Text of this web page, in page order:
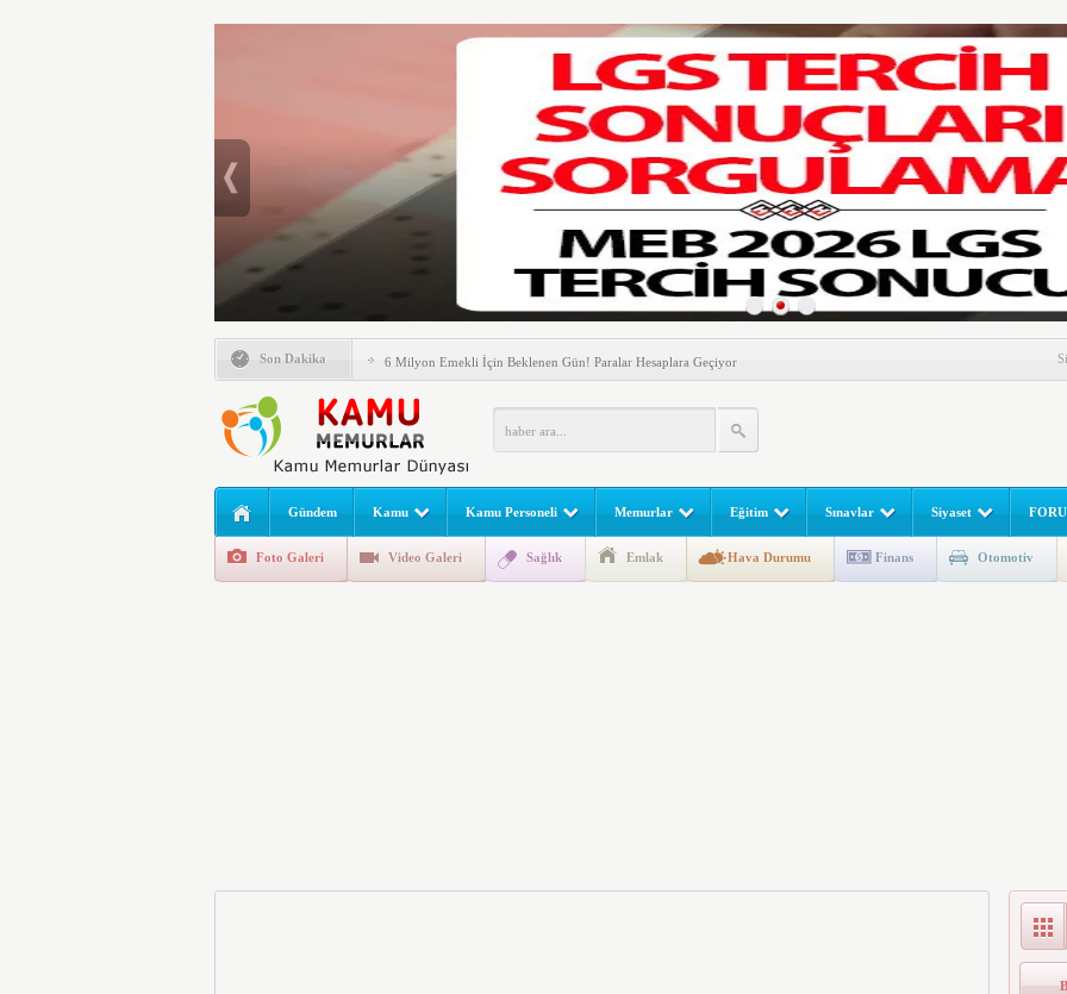
Son Dakika
Emlak Vergisinde Yeni Dönem! Ev Sahipleri Dikkat
6 Milyon Emekli İçin Beklenen Gün! Paralar Hesaplara Geçiyor
LGS Nakil Başvurusu Nasıl Yapılır? e-Okul Adım Adım Rehber (2026)
MEB LGS 2026 SONUÇ SORGULAMA EKRANI! LGS Sınav Sonuçları MEB Tarafından
Açıklandı! Liselere Geçiş Sınavı (LGS) (meb.gov.tr) Sonuç Sorgulama Ekranı
2026 Yılı Norm Güncellemeleri Başladı! Öğretmenler Nelere Dikkat Etmeli?
E-Devlet Unutulan Para Sorgulaması Başladı: Unuttuğunuz Paralar Ortaya Çıkabilir, Mirasçıları
Gündem Kamu Kamu Personeli Memurlar Eğitim Sınavlar Siyaset
Foto Galeri Video Galeri Sağlık Emlak Hava Durumu Finans Otomotiv